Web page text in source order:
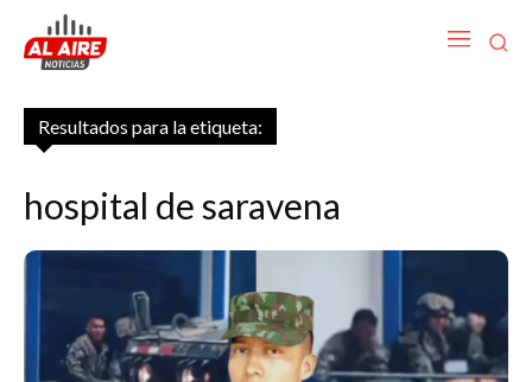
Resultados para la etiqueta:
hospital de saravena